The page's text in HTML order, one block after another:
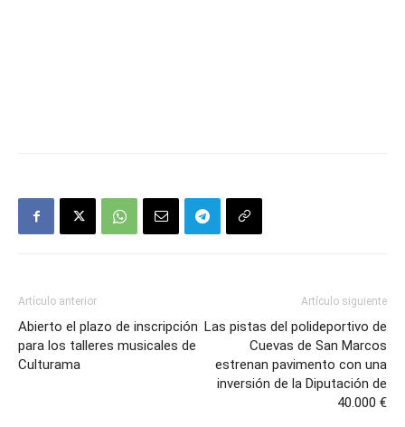
Artículo anterior
Abierto el plazo de inscripción
para los talleres musicales de
Culturama
Artículo siguiente
Las pistas del polideportivo de
Cuevas de San Marcos
estrenan pavimento con una
inversión de la Diputación de
40.000 €